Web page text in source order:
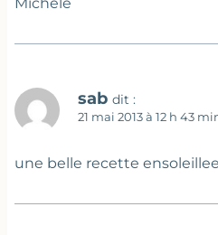
Michèle
sab dit :
21 mai 2013 à 12 h 43
une belle recette ensoleillee